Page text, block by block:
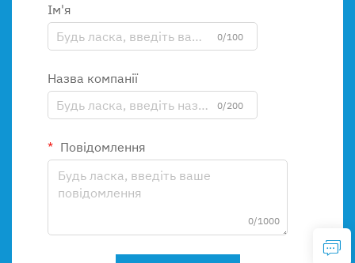
Ім'я
0/100
Назва компанії
0/200
Повідомлення
0/1000